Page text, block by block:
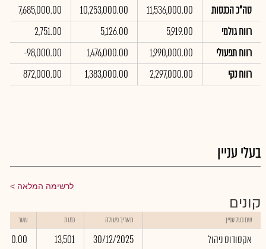
סה"כ הכנסות
11,536,000.00
10,253,000.00
7,685,000.00
רווח גולמי
5,919.00
5,126.00
2,751.00
רווח תפעולי
1,990,000.00
1,476,000.00
-98,000.00
רווח נקי
2,297,000.00
1,383,000.00
872,000.00
בעלי עניין
לרשימה המלאה
קונים
שם בעל עניין תאריך פעולה כמות שער
אקסודוס ניהול 30/12/2025
13,501
0.00